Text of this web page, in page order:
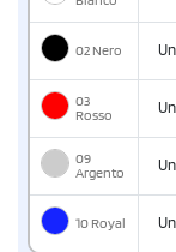
02 Nero
03
Rosso
09
Argento
10 Royal